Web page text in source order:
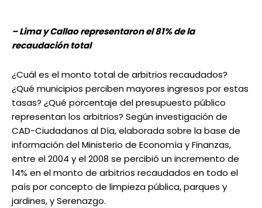
– Lima y Callao representaron el 81% de la
recaudación total
¿Cuál es el monto total de arbitrios recaudados?
¿Qué municipios perciben mayores ingresos por estas
tasas? ¿Qué porcentaje del presupuesto público
representan los arbitrios? Según investigación de
CAD-Ciudadanos al Día, elaborada sobre la base de
información del Ministerio de Economía y Finanzas,
entre el 2004 y el 2008 se percibió un incremento de
14% en el monto de arbitrios recaudados en todo el
país por concepto de limpieza pública, parques y
jardines, y Serenazgo.